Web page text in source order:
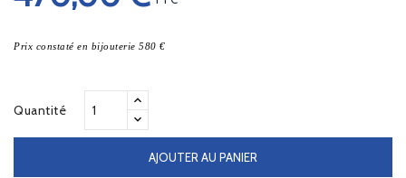
Prix constaté en bijouterie 580 €
Quantité
AJOUTER AU PANIER